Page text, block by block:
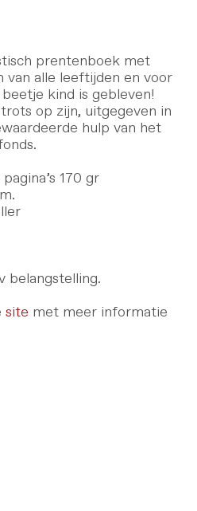
prentenboek met
van alle leeftijden en voor
kind is gebleven!
op zijn, uitgegeven in
hulp van het
170 gr
belangstelling.
site met meer informatie